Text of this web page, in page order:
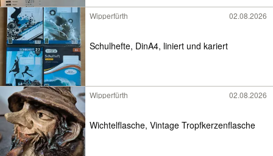
Wipperfürth 02.08.2026
Schulhefte, DinA4, liniert und kariert
Wipperfürth 02.08.2026
Wichtelflasche, Vintage Tropfkerzenflasche